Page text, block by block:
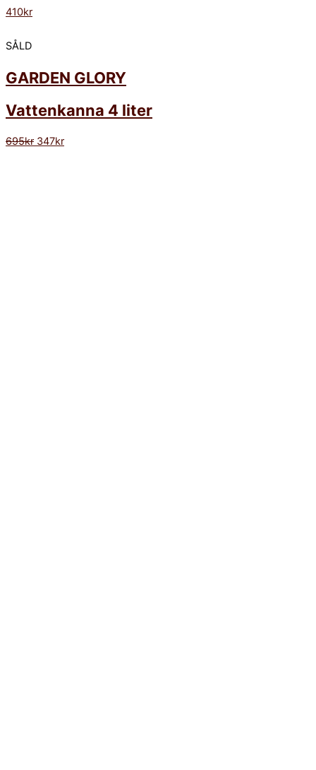
410kr
SÅLD
GARDEN GLORY
Vattenkanna 4 liter
695kr 347kr